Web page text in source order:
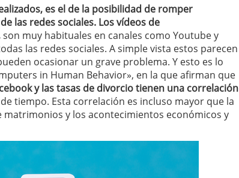
es el de la posibilidad de romper
las redes sociales. Los vídeos de
son muy habituales en canales como Youtube y
las redes sociales. A simple vista estos parecen
ocasionar un grave problema. Y esto es lo
in Human Behavior», en la que afirman que
y las tasas de divorcio tienen una correlación
tiempo. Esta correlación es incluso mayor que la
y los acontecimientos económicos y